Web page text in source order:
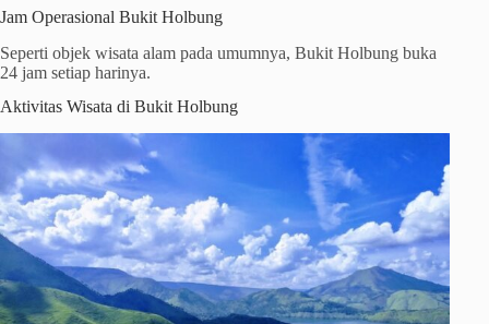
Jam Operasional Bukit Holbung
Seperti objek wisata alam pada umumnya, Bukit Holbung buka
24 jam setiap harinya.
Aktivitas Wisata di Bukit Holbung